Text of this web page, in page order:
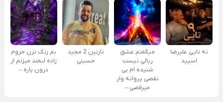
نه تایی علیرضا
اسپید
میگفتم عشق
ریالی نیست
شنیده ام بی
نقصی پروانه وار
میرقصی –
نازنین 2 مجید
حسینی
بم زنگ نزن حروم
زاده لبخند میزنم از
درون پاره –